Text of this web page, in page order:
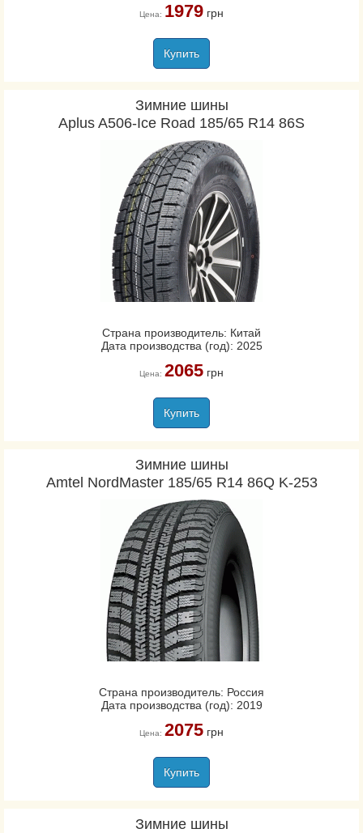
Цена: 1979грн
Купить
Зимние шины
Aplus A506-Ice Road 185/65 R14 86S
Страна производитель: Китай
Дата производства (год): 2025
Цена: 2065грн
Купить
Зимние шины
Amtel NordMaster 185/65 R14 86Q K-253
Страна производитель: Россия
Дата производства (год): 2019
Цена: 2075грн
Купить
Зимние шины